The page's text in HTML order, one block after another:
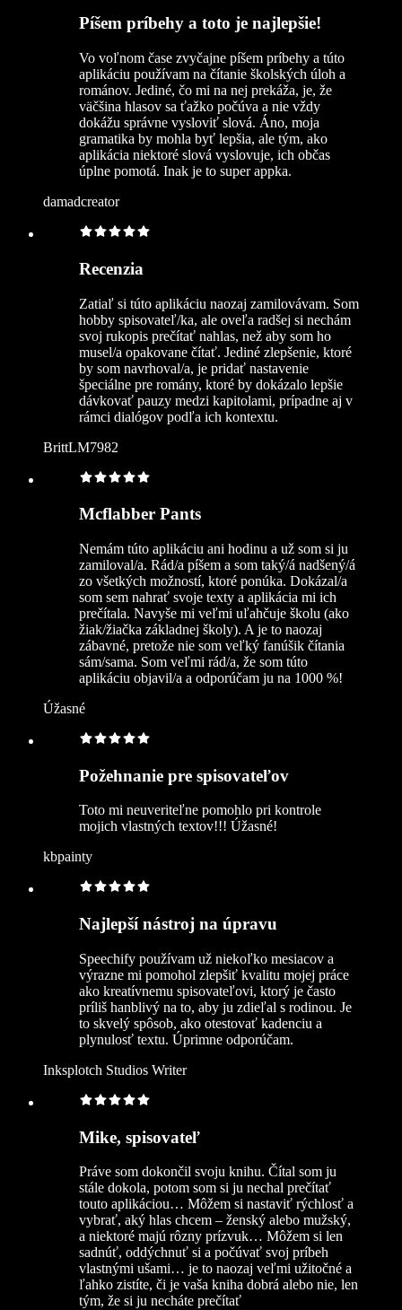
Píšem príbehy a toto je najlepšie!
Vo voľnom čase zvyčajne píšem príbehy a túto
aplikáciu používam na čítanie školských úloh a
románov. Jediné, čo mi na nej prekáža, je, že
väčšina hlasov sa ťažko počúva a nie vždy
dokážu správne vysloviť slová. Áno, moja
gramatika by mohla byť lepšia, ale tým, ako
aplikácia niektoré slová vyslovuje, ich občas
úplne pomotá. Inak je to super appka.
damadcreator
Recenzia
Zatiaľ si túto aplikáciu naozaj zamilovávam. Som
hobby spisovateľ/ka, ale oveľa radšej si nechám
svoj rukopis prečítať nahlas, než aby som ho
musel/a opakovane čítať. Jediné zlepšenie, ktoré
by som navrhoval/a, je pridať nastavenie
špeciálne pre romány, ktoré by dokázalo lepšie
dávkovať pauzy medzi kapitolami, prípadne aj v
rámci dialógov podľa ich kontextu.
BrittLM7982
Mcflabber Pants
Nemám túto aplikáciu ani hodinu a už som si ju
zamiloval/a. Rád/a píšem a som taký/á nadšený/á
zo všetkých možností, ktoré ponúka. Dokázal/a
som sem nahrať svoje texty a aplikácia mi ich
prečítala. Navyše mi veľmi uľahčuje školu (ako
žiak/žiačka základnej školy). A je to naozaj
zábavné, pretože nie som veľký fanúšik čítania
sám/sama. Som veľmi rád/a, že som túto
aplikáciu objavil/a a odporúčam ju na 1000 %!
Úžasné
Požehnanie pre spisovateľov
Toto mi neuveriteľne pomohlo pri kontrole
mojich vlastných textov!!! Úžasné!
kbpainty
Najlepší nástroj na úpravu
Speechify používam už niekoľko mesiacov a
výrazne mi pomohol zlepšiť kvalitu mojej práce
ako kreatívnemu spisovateľovi, ktorý je často
príliš hanblivý na to, aby ju zdieľal s rodinou. Je
to skvelý spôsob, ako otestovať kadenciu a
plynulosť textu. Úprimne odporúčam.
Inksplotch Studios Writer
Mike, spisovateľ
Práve som dokončil svoju knihu. Čítal som ju
stále dokola, potom som si ju nechal prečítať
touto aplikáciou… Môžem si nastaviť rýchlosť a
vybrať, aký hlas chcem – ženský alebo mužský,
a niektoré majú rôzny prízvuk… Môžem si len
sadnúť, oddýchnuť si a počúvať svoj príbeh
vlastnými ušami… je to naozaj veľmi užitočné a
ľahko zistíte, či je vaša kniha dobrá alebo nie, len
tým, že si ju necháte prečítať